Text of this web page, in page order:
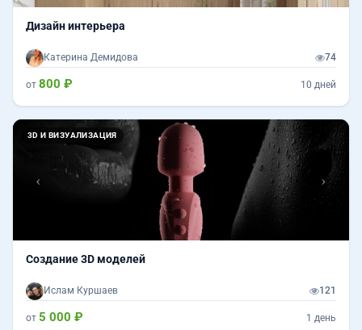
Дизайн интерьера
Катерина Демидова 74
от 800 ₽ 10 дней
3D И ВИЗУАЛИЗАЦИЯ
Назад
Создание 3D моделей
Ислам Куршаев 121
от 5 000 ₽ 1 день